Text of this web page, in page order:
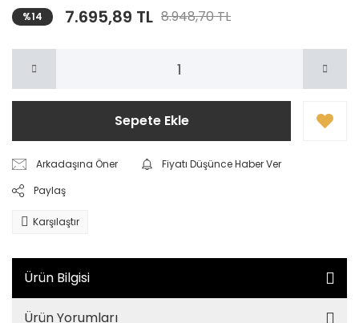
%14 7.695,89 TL 8.948,70 TL
Sepete Ekle
Arkadaşına Öner
Fiyatı Düşünce Haber Ver
Paylaş
Karşılaştır
Ürün Bilgisi
Ürün Yorumları